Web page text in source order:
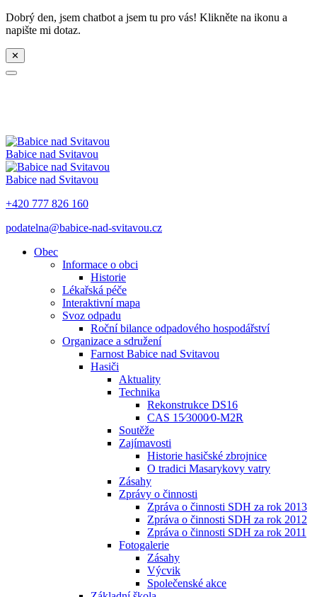
Dobrý den, jsem chatbot a jsem tu pro vás! Klikněte na ikonu a
napište mi dotaz.
✕
Babice nad Svitavou
Babice nad Svitavou
+420 777 826 160
podatelna@babice-nad-svitavou.cz
Obec
Informace o obci
Historie
Lékařská péče
Interaktivní mapa
Svoz odpadu
Roční bilance odpadového hospodářství
Organizace a sdružení
Farnost Babice nad Svitavou
Hasiči
Aktuality
Technika
Rekonstrukce DS16
CAS 15⁄3000⁄0-M2R
Soutěže
Zajímavosti
Historie hasičské zbrojnice
O tradici Masarykovy vatry
Zásahy
Zprávy o činnosti
Zpráva o činnosti SDH za rok 2013
Zpráva o činnosti SDH za rok 2012
Zpráva o činnosti SDH za rok 2011
Fotogalerie
Zásahy
Výcvik
Společenské akce